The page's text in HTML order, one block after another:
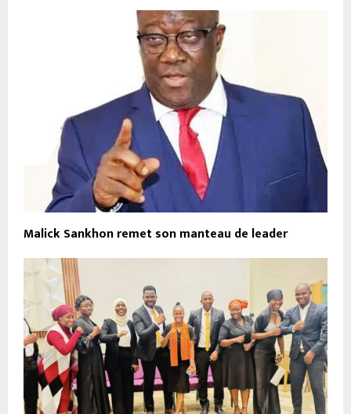
Malick Sankhon remet son manteau de leader